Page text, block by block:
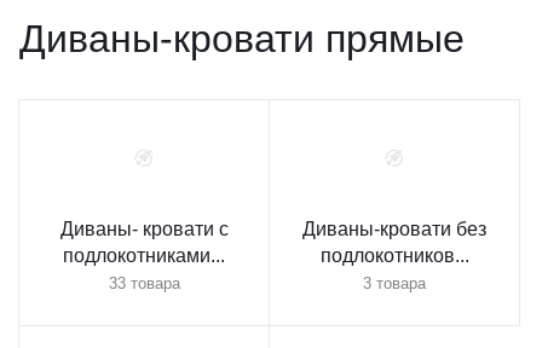
Диваны-кровати прямые
Диваны- кровати с
подлокотниками...
33 товара
Диваны-кровати без
подлокотников...
3 товара